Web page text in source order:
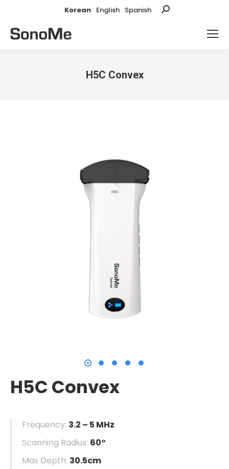
Korean English Spanish Search:
H5C Convex
H5C Convex
Frequency: 3.2 – 5 MHz
Scanning Radius: 60°
Max Depth: 30.5cm